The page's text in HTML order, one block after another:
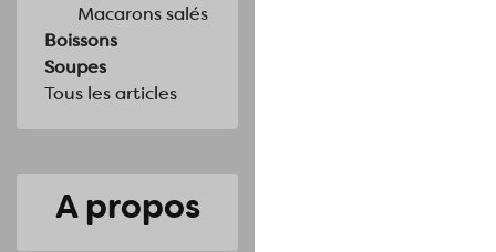
Macarons salés
Boissons
Soupes
Tous les articles
A propos